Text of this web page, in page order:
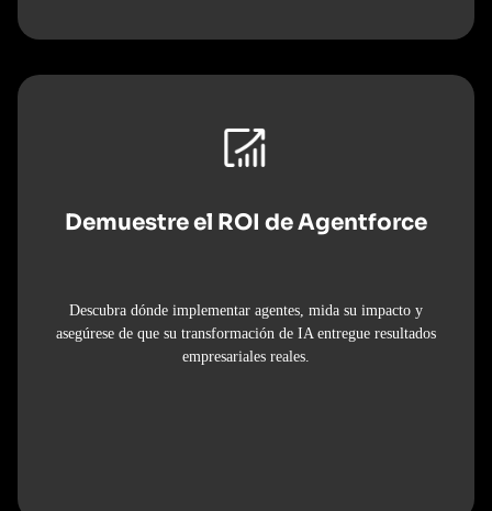
Demuestre el ROI de Agentforce
Descubra dónde implementar agentes, mida su impacto y
asegúrese de que su transformación de IA entregue resultados
empresariales reales.